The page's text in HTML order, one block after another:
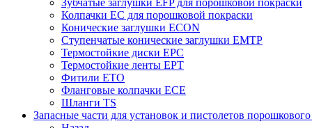
Зубчатые заглушки EFP для порошковой покраски
Колпачки ЕС для порошковой покраски
Конические заглушки ECON
Ступенчатые конические заглушки EMTP
Термостойкие диски EPC
Термостойкие ленты EPT
Фитили ETO
Фланговые колпачки ECE
Шланги TS
Запасные части для установок и пистолетов